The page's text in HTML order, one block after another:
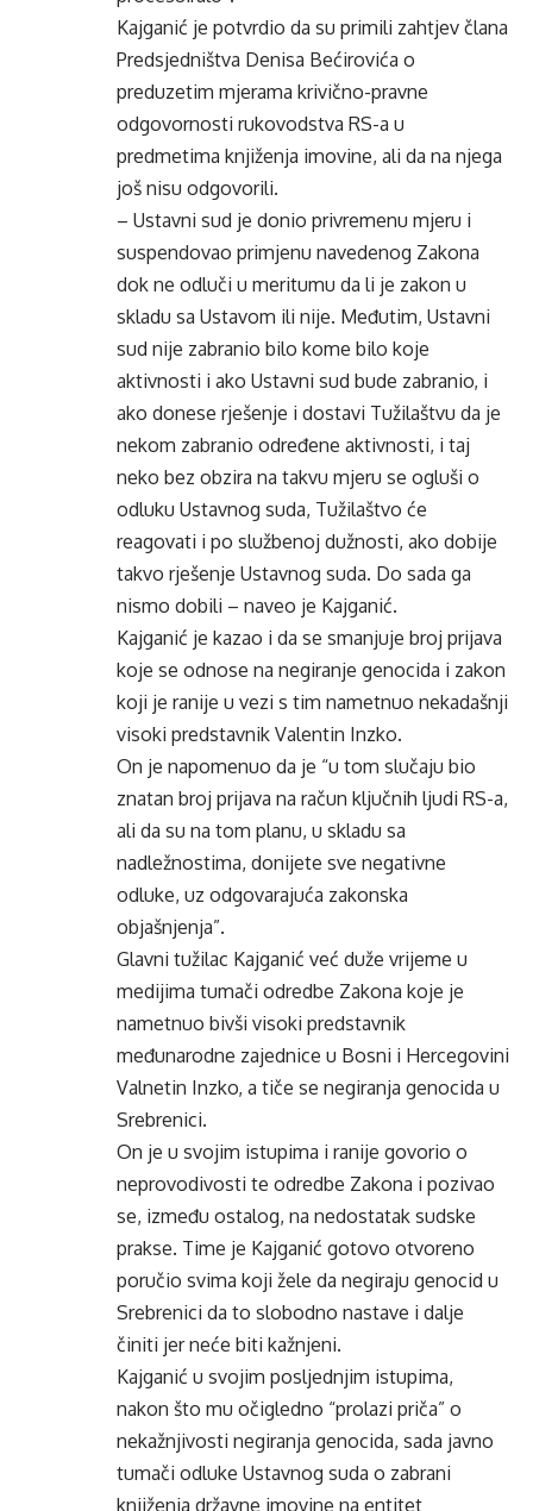
Kajganić je potvrdio da su primili zahtjev člana
Predsjedništva Denisa Bećirovića o
preduzetim mjerama krivično-pravne
odgovornosti rukovodstva RS-a u
predmetima knjiženja imovine, ali da na njega
još nisu odgovorili.
– Ustavni sud je donio privremenu mjeru i
suspendovao primjenu navedenog Zakona
dok ne odluči u meritumu da li je zakon u
skladu sa Ustavom ili nije. Međutim, Ustavni
sud nije zabranio bilo kome bilo koje
aktivnosti i ako Ustavni sud bude zabranio, i
ako donese rješenje i dostavi Tužilaštvu da je
nekom zabranio određene aktivnosti, i taj
neko bez obzira na takvu mjeru se ogluši o
odluku Ustavnog suda, Tužilaštvo će
reagovati i po službenoj dužnosti, ako dobije
takvo rješenje Ustavnog suda. Do sada ga
nismo dobili – naveo je Kajganić.
Kajganić je kazao i da se smanjuje broj prijava
koje se odnose na negiranje genocida i zakon
koji je ranije u vezi s tim nametnuo nekadašnji
visoki predstavnik Valentin Inzko.
On je napomenuo da je “u tom slučaju bio
znatan broj prijava na račun ključnih ljudi RS-a,
ali da su na tom planu, u skladu sa
nadležnostima, donijete sve negativne
odluke, uz odgovarajuća zakonska
objašnjenja”.
Glavni tužilac Kajganić već duže vrijeme u
medijima tumači odredbe Zakona koje je
nametnuo bivši visoki predstavnik
međunarodne zajednice u Bosni i Hercegovini
Valnetin Inzko, a tiče se negiranja genocida u
Srebrenici.
On je u svojim istupima i ranije govorio o
neprovodivosti te odredbe Zakona i pozivao
se, između ostalog, na nedostatak sudske
prakse. Time je Kajganić gotovo otvoreno
poručio svima koji žele da negiraju genocid u
Srebrenici da to slobodno nastave i dalje
činiti jer neće biti kažnjeni.
Kajganić u svojim posljednjim istupima,
nakon što mu očigledno “prolazi priča” o
nekažnjivosti negiranja genocida, sada javno
tumači odluke Ustavnog suda o zabrani
knjiženja državne imovine na entitet